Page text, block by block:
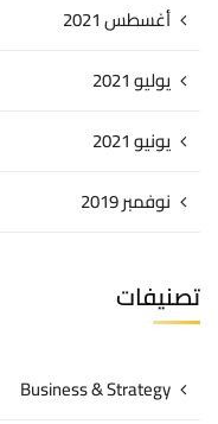
أغسطس 2021
يوليو 2021
يونيو 2021
نوفمبر 2019
تصنيفات
Business & Strategy